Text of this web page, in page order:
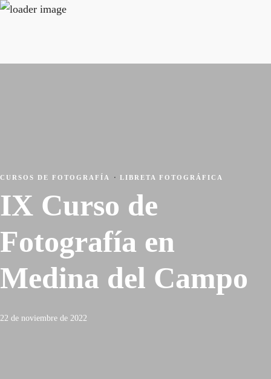
CURSOS DE FOTOGRAFÍA · LIBRETA FOTOGRÁFICA
IX Curso de
Fotografía en
Medina del Campo
22 de noviembre de 2022